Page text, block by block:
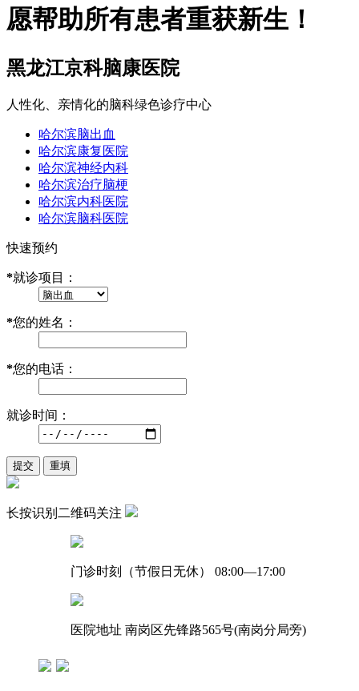
愿帮助所有患者重获新生！
黑龙江京科脑康医院
人性化、亲情化的脑科绿色诊疗中心
哈尔滨脑出血
哈尔滨康复医院
哈尔滨神经内科
哈尔滨治疗脑梗
哈尔滨内科医院
哈尔滨脑科医院
快速预约
*就诊项目：
*您的姓名：
*您的电话：
就诊时间：
长按识别二维码关注
门诊时刻（节假日无休） 08:00—17:00
医院地址 南岗区先锋路565号(南岗分局旁)